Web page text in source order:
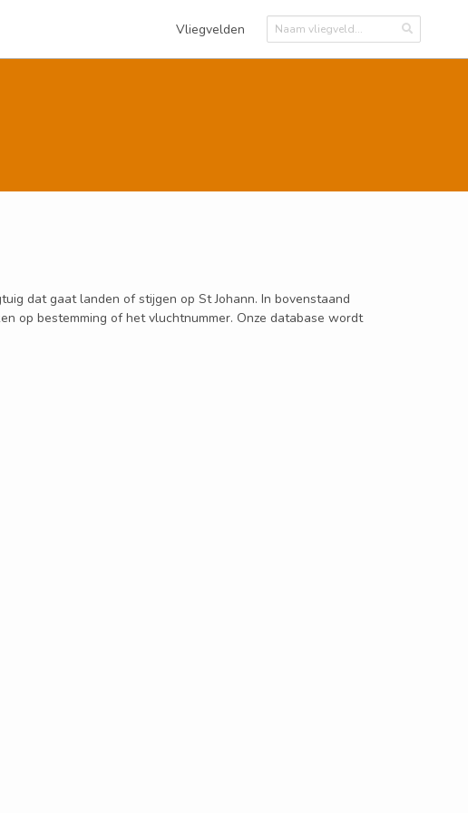
Vliegvelden
dat gaat landen of stijgen op St Johann. In bovenstaand
op bestemming of het vluchtnummer. Onze database wordt